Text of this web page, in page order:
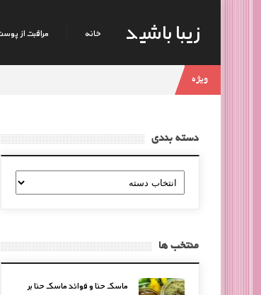
زیبا باشید خانه مراقبت از
ویژه
دسته بندی
دسته
بندی
منتخب ها
ماسک حنا و فوائد ماسک حنا بر